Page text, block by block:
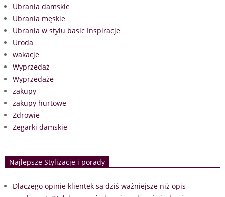
Ubrania damskie
Ubrania męskie
Ubrania w stylu basic Inspiracje
Uroda
wakacje
Wyprzedaż
Wyprzedaże
zakupy
zakupy hurtowe
Zdrowie
Zegarki damskie
Najlepsze Stylizacje i porady
Dlaczego opinie klientek są dziś ważniejsze niż opis